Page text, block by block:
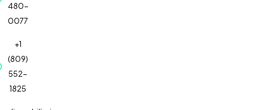
480-
0077
+1
(809)
552-
1825